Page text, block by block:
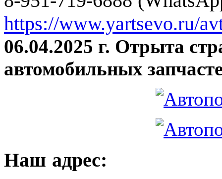
https://www.yartsevo.ru/
06.04.2025 г. Отрыта
автомобильных
Наш адрес: